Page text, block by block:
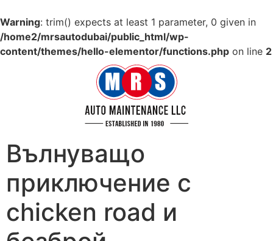
Warning: trim() expects at least 1 parameter, 0 given in
/home2/mrsautodubai/public_html/wp-
content/themes/hello-elementor/functions.php on line 2
Вълнуващо
приключение с
chicken road и